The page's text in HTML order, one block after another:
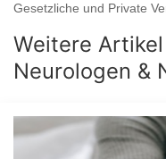
Gesetzliche und Private
Weitere
Neurologen &